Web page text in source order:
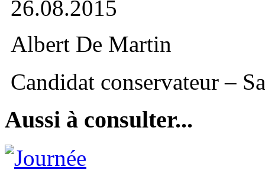
26.08.2015
Albert De Martin
Candidat conservateur –
Aussi à consulter...